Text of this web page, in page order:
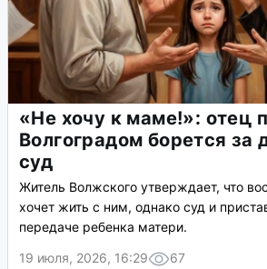
«Не хочу к маме!»: отец
Волгоградом борется за
суд
Житель Волжского утверждает, что
хочет жить с ним, однако суд и
передаче ребенка матери.
19 июля, 2026, 16:29
67